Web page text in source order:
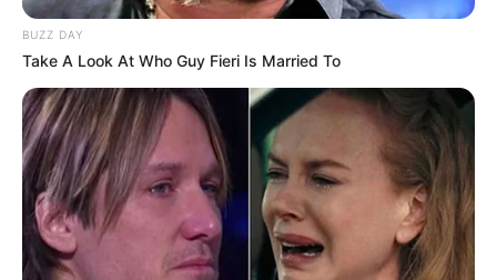
BUZZ DAY
Take A Look At Who Guy Fieri Is Married To